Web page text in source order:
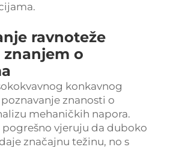
ravnoteže
o
konkavnog
znanosti o
mehaničkih napora.
vjeruju da duboko
značajnu težinu, no s